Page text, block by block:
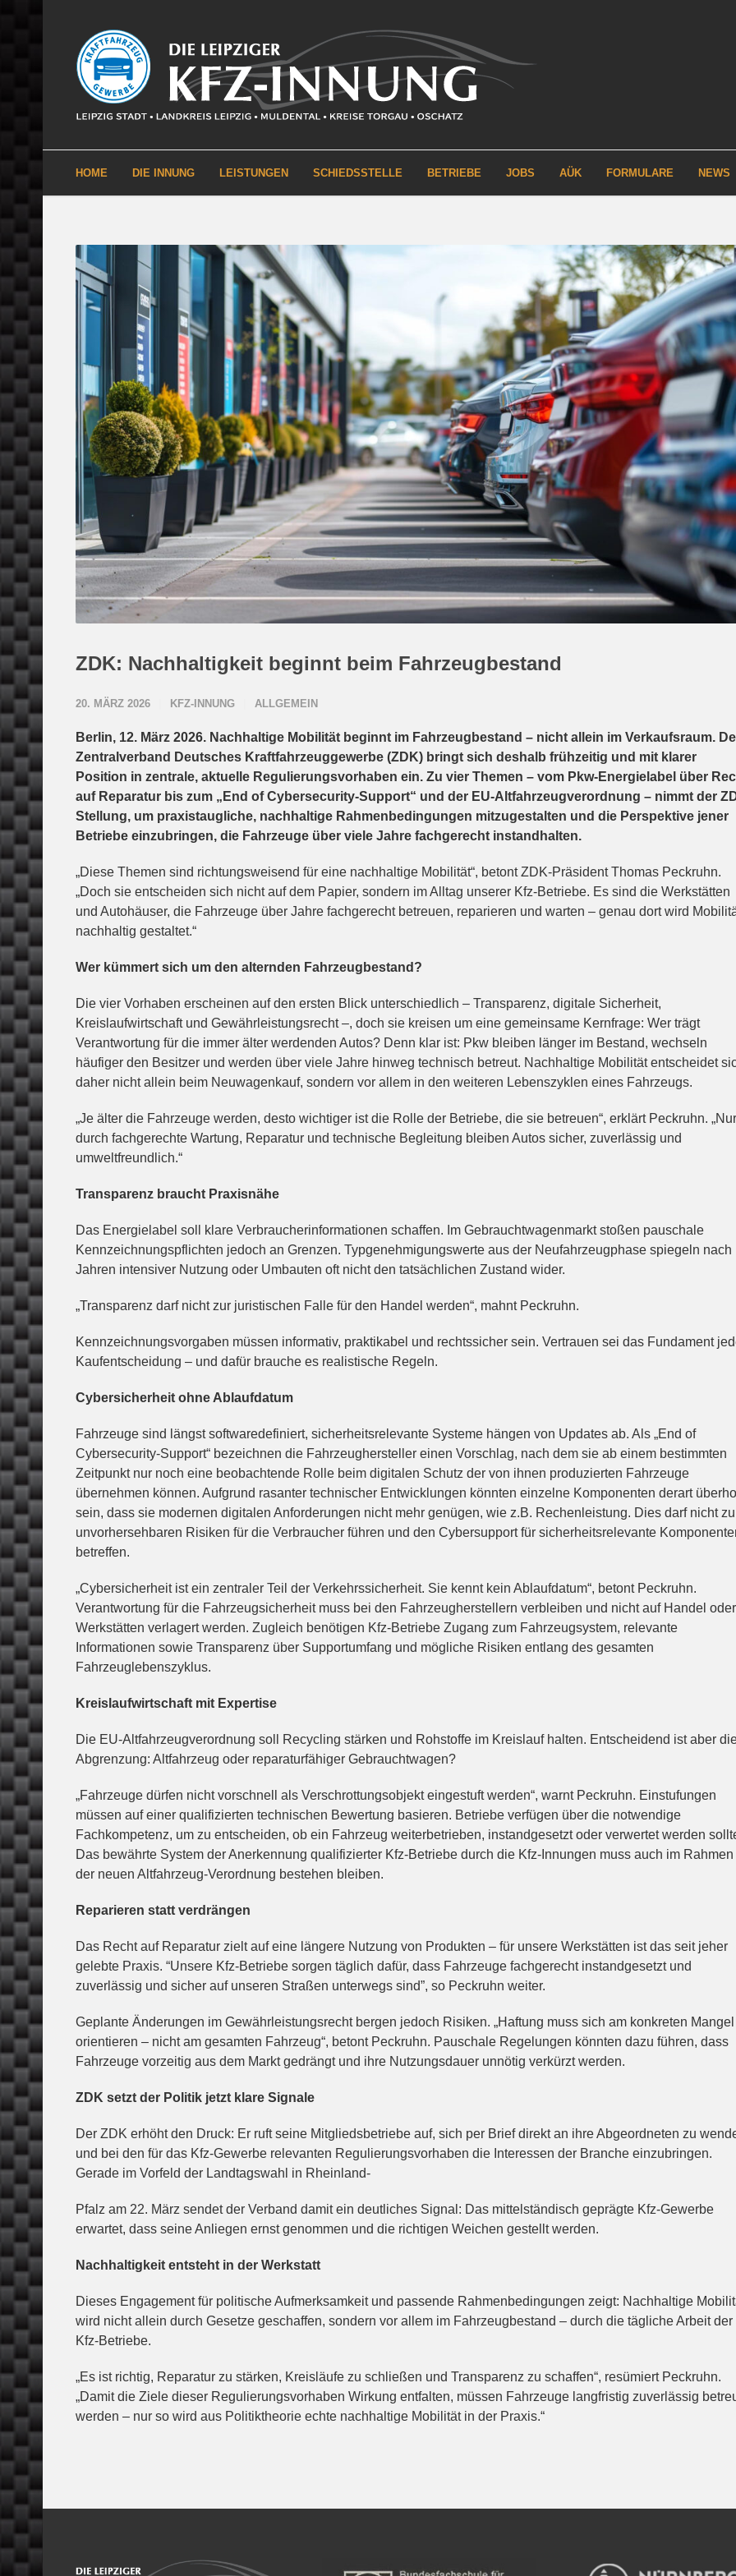
HOME DIE INNUNG LEISTUNGEN SCHIEDSSTELLE BETRIEBE JOBS AÜK FORMULARE NEWS
ZDK: Nachhaltigkeit beginnt beim Fahrzeugbestand
20. MÄRZ 2026 KFZ-INNUNG ALLGEMEIN
Berlin, 12. März 2026. Nachhaltige Mobilität beginnt im Fahrzeugbestand – nicht allein im Verkaufsraum.
Zentralverband Deutsches Kraftfahrzeuggewerbe (ZDK) bringt sich deshalb frühzeitig und mit klarer
Position in zentrale, aktuelle Regulierungsvorhaben ein. Zu vier Themen – vom Pkw-Energielabel über
auf Reparatur bis zum „End of Cybersecurity-Support“ und der EU-Altfahrzeugverordnung – nimmt der
Stellung, um praxistaugliche, nachhaltige Rahmenbedingungen mitzugestalten und die Perspektive jener
Betriebe einzubringen, die Fahrzeuge über viele Jahre fachgerecht instandhalten.
„Diese Themen sind richtungsweisend für eine nachhaltige Mobilität“, betont ZDK-Präsident Thomas Peckruhn.
„Doch sie entscheiden sich nicht auf dem Papier, sondern im Alltag unserer Kfz-Betriebe. Es sind die Werkstätten
und Autohäuser, die Fahrzeuge über Jahre fachgerecht betreuen, reparieren und warten – genau dort wird
nachhaltig gestaltet.“
Wer kümmert sich um den alternden Fahrzeugbestand?
Die vier Vorhaben erscheinen auf den ersten Blick unterschiedlich – Transparenz, digitale Sicherheit,
Kreislaufwirtschaft und Gewährleistungsrecht –, doch sie kreisen um eine gemeinsame Kernfrage: Wer trägt
Verantwortung für die immer älter werdenden Autos? Denn klar ist: Pkw bleiben länger im Bestand, wechseln
häufiger den Besitzer und werden über viele Jahre hinweg technisch betreut. Nachhaltige Mobilität entscheidet
daher nicht allein beim Neuwagenkauf, sondern vor allem in den weiteren Lebenszyklen eines Fahrzeugs.
„Je älter die Fahrzeuge werden, desto wichtiger ist die Rolle der Betriebe, die sie betreuen“, erklärt Peckruhn. „Nur
durch fachgerechte Wartung, Reparatur und technische Begleitung bleiben Autos sicher, zuverlässig und
umweltfreundlich.“
Transparenz braucht Praxisnähe
Das Energielabel soll klare Verbraucherinformationen schaffen. Im Gebrauchtwagenmarkt stoßen pauschale
Kennzeichnungspflichten jedoch an Grenzen. Typgenehmigungswerte aus der Neufahrzeugphase spiegeln nach
Jahren intensiver Nutzung oder Umbauten oft nicht den tatsächlichen Zustand wider.
„Transparenz darf nicht zur juristischen Falle für den Handel werden“, mahnt Peckruhn.
Kennzeichnungsvorgaben müssen informativ, praktikabel und rechtssicher sein. Vertrauen sei das Fundament
Kaufentscheidung – und dafür brauche es realistische Regeln.
Cybersicherheit ohne Ablaufdatum
Fahrzeuge sind längst softwaredefiniert, sicherheitsrelevante Systeme hängen von Updates ab. Als „End of
Cybersecurity-Support“ bezeichnen die Fahrzeughersteller einen Vorschlag, nach dem sie ab einem bestimmten
Zeitpunkt nur noch eine beobachtende Rolle beim digitalen Schutz der von ihnen produzierten Fahrzeuge
übernehmen können. Aufgrund rasanter technischer Entwicklungen könnten einzelne Komponenten derart
sein, dass sie modernen digitalen Anforderungen nicht mehr genügen, wie z.B. Rechenleistung. Dies darf nicht zu
unvorhersehbaren Risiken für die Verbraucher führen und den Cybersupport für sicherheitsrelevante
betreffen.
„Cybersicherheit ist ein zentraler Teil der Verkehrssicherheit. Sie kennt kein Ablaufdatum“, betont Peckruhn.
Verantwortung für die Fahrzeugsicherheit muss bei den Fahrzeugherstellern verbleiben und nicht auf Handel oder
Werkstätten verlagert werden. Zugleich benötigen Kfz-Betriebe Zugang zum Fahrzeugsystem, relevante
Informationen sowie Transparenz über Supportumfang und mögliche Risiken entlang des gesamten
Fahrzeuglebenszyklus.
Kreislaufwirtschaft mit Expertise
Die EU-Altfahrzeugverordnung soll Recycling stärken und Rohstoffe im Kreislauf halten. Entscheidend ist aber
Abgrenzung: Altfahrzeug oder reparaturfähiger Gebrauchtwagen?
„Fahrzeuge dürfen nicht vorschnell als Verschrottungsobjekt eingestuft werden“, warnt Peckruhn. Einstufungen
müssen auf einer qualifizierten technischen Bewertung basieren. Betriebe verfügen über die notwendige
Fachkompetenz, um zu entscheiden, ob ein Fahrzeug weiterbetrieben, instandgesetzt oder verwertet werden
Das bewährte System der Anerkennung qualifizierter Kfz-Betriebe durch die Kfz-Innungen muss auch im Rahmen
der neuen Altfahrzeug-Verordnung bestehen bleiben.
Reparieren statt verdrängen
Das Recht auf Reparatur zielt auf eine längere Nutzung von Produkten – für unsere Werkstätten ist das seit jeher
gelebte Praxis. “Unsere Kfz-Betriebe sorgen täglich dafür, dass Fahrzeuge fachgerecht instandgesetzt und
zuverlässig und sicher auf unseren Straßen unterwegs sind”, so Peckruhn weiter.
Geplante Änderungen im Gewährleistungsrecht bergen jedoch Risiken. „Haftung muss sich am konkreten Mangel
orientieren – nicht am gesamten Fahrzeug“, betont Peckruhn. Pauschale Regelungen könnten dazu führen, dass
Fahrzeuge vorzeitig aus dem Markt gedrängt und ihre Nutzungsdauer unnötig verkürzt werden.
ZDK setzt der Politik jetzt klare Signale
Der ZDK erhöht den Druck: Er ruft seine Mitgliedsbetriebe auf, sich per Brief direkt an ihre Abgeordneten zu
und bei den für das Kfz-Gewerbe relevanten Regulierungsvorhaben die Interessen der Branche einzubringen.
Gerade im Vorfeld der Landtagswahl in Rheinland-
Pfalz am 22. März sendet der Verband damit ein deutliches Signal: Das mittelständisch geprägte Kfz-Gewerbe
erwartet, dass seine Anliegen ernst genommen und die richtigen Weichen gestellt werden.
Nachhaltigkeit entsteht in der Werkstatt
Dieses Engagement für politische Aufmerksamkeit und passende Rahmenbedingungen zeigt: Nachhaltige
wird nicht allein durch Gesetze geschaffen, sondern vor allem im Fahrzeugbestand – durch die tägliche Arbeit der
Kfz-Betriebe.
„Es ist richtig, Reparatur zu stärken, Kreisläufe zu schließen und Transparenz zu schaffen“, resümiert Peckruhn.
„Damit die Ziele dieser Regulierungsvorhaben Wirkung entfalten, müssen Fahrzeuge langfristig zuverlässig
werden – nur so wird aus Politiktheorie echte nachhaltige Mobilität in der Praxis.“